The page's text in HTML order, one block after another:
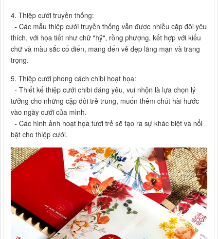
4. Thiệp cưới truyền thống:
- Các mẫu thiệp cưới truyền thống vẫn được nhiều cặp đôi yêu
thích, với họa tiết như chữ "hỷ", rồng phượng, kết hợp với kiểu
chữ và màu sắc cổ điển, mang đến vẻ đẹp lãng mạn và trang
trọng.
5. Thiệp cưới phong cách chibi hoạt họa:
- Thiết kế thiệp cưới chibi đáng yêu, vui nhộn là lựa chọn lý
tưởng cho những cặp đôi trẻ trung, muốn thêm chút hài hước
vào ngày cưới của mình.
- Các hình ảnh hoạt họa tươi trẻ sẽ tạo ra sự khác biệt và nổi
bật cho thiệp cưới.